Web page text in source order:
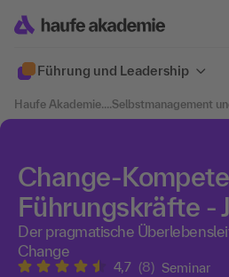
Führung und Leadership
Haufe Akademie....Selbstmanagement
Change-
Führungskräfte -
Der pragmatische
Change
4,7 (8) Seminar